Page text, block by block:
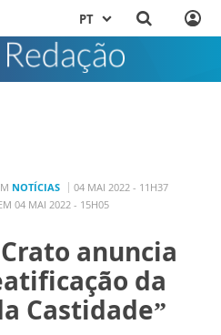
PT
NOTÍCIAS
04 MAI 2022 - 11H37
04 MAI 2022 - 15H05
anuncia
da
Castidade”